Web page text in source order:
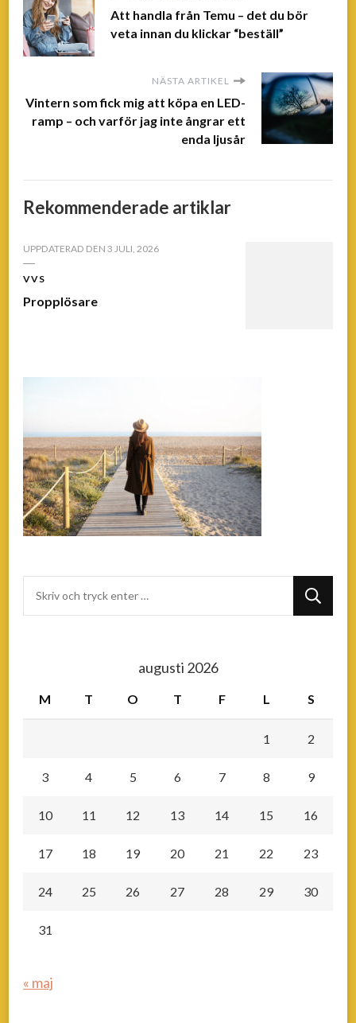
Att handla från Temu – det du bör
veta innan du klickar “beställ”
NÄSTA ARTIKEL
Vintern som fick mig att köpa en LED-
ramp – och varför jag inte ångrar ett
enda ljusår
Rekommenderade artiklar
UPPDATERAD DEN 3 JULI, 2026
VVS
Propplösare
du
augusti 2026
M T O T F L S
1 2
3 4 5 6 7 8 9
10 11 12 13 14 15 16
17 18 19 20 21 22 23
24 25 26 27 28 29 30
31
« maj